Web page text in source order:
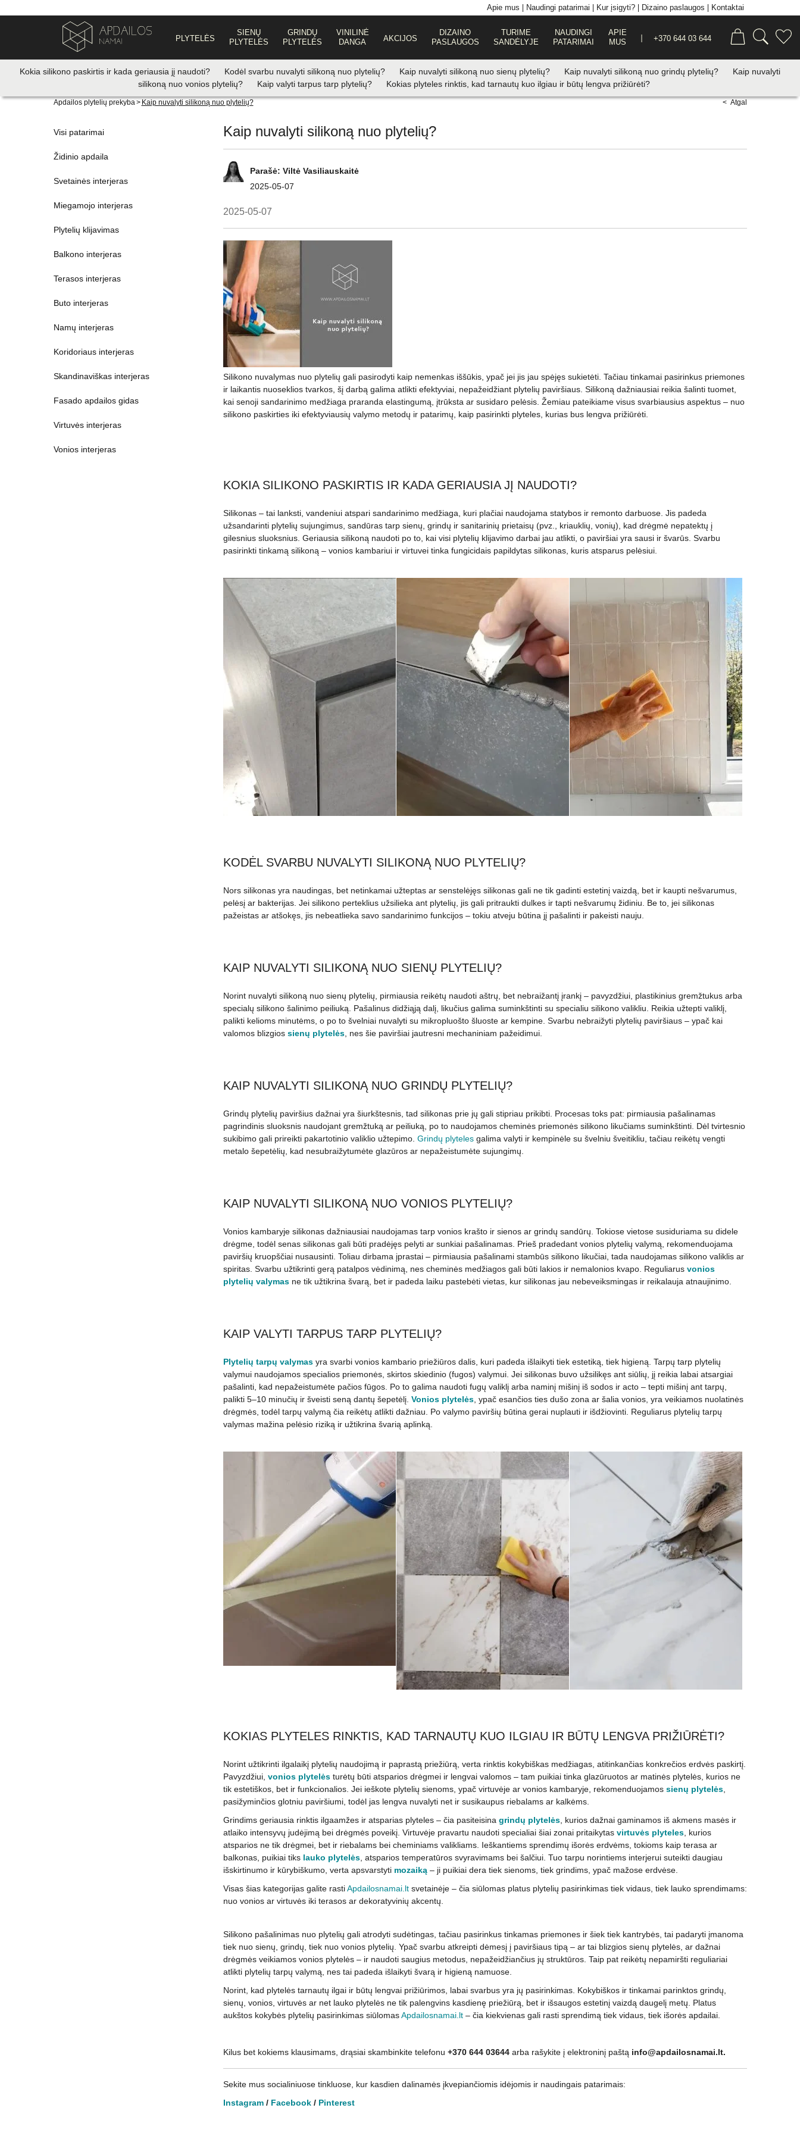
Apie mus Naudingi patarimai Kur įsigyti? Dizaino paslaugos Kontaktai
PLYTELĖS
SIENŲ
PLYTELĖS
GRINDŲ
PLYTELĖS
VINILINĖ
DANGA
AKCIJOS
DIZAINO
PASLAUGOS
TURIME
SANDĖLYJE
NAUDINGI
PATARIMAI
APIE
MUS
+370 644 03 644
Apdailos plytelių prekyba > Kaip nuvalyti silikoną nuo plytelių? < Atgal
Kokia silikono paskirtis ir kada geriausia jį naudoti? Kodėl svarbu nuvalyti silikoną nuo plytelių? Kaip nuvalyti silikoną nuo sienų plytelių? Kaip nuvalyti silikoną nuo grindų plytelių?
Kaip nuvalyti
silikoną nuo vonios plytelių?
Kaip valyti tarpus tarp plytelių? Kokias plyteles rinktis, kad tarnautų kuo ilgiau ir būtų lengva prižiūrėti?
Visi patarimai
Židinio apdaila
Svetainės interjeras
Miegamojo interjeras
Plytelių klijavimas
Balkono interjeras
Terasos interjeras
Buto interjeras
Namų interjeras
Koridoriaus interjeras
Skandinaviškas interjeras
Fasado apdailos gidas
Virtuvės interjeras
Vonios interjeras
Kaip nuvalyti silikoną nuo plytelių?
Parašė: Viltė Vasiliauskaitė
2025-05-07
2025-05-07
Silikono nuvalymas nuo plytelių gali pasirodyti kaip nemenkas iššūkis, ypač jei jis jau spėjęs sukietėti. Tačiau tinkamai pasirinkus priemones
ir laikantis nuoseklios tvarkos, šį darbą galima atlikti efektyviai, nepažeidžiant plytelių paviršiaus. Silikoną dažniausiai reikia šalinti tuomet,
kai senoji sandarinimo medžiaga praranda elastingumą, įtrūksta ar susidaro pelėsis. Žemiau pateikiame visus svarbiausius aspektus – nuo
silikono paskirties iki efektyviausių valymo metodų ir patarimų, kaip pasirinkti plyteles, kurias bus lengva prižiūrėti.
KOKIA SILIKONO PASKIRTIS IR KADA GERIAUSIA JĮ NAUDOTI?
Silikonas – tai lanksti, vandeniui atspari sandarinimo medžiaga, kuri plačiai naudojama statybos ir remonto darbuose. Jis padeda
užsandarinti plytelių sujungimus, sandūras tarp sienų, grindų ir sanitarinių prietaisų (pvz., kriauklių, vonių), kad drėgmė nepatektų į
gilesnius sluoksnius. Geriausia silikoną naudoti po to, kai visi plytelių klijavimo darbai jau atlikti, o paviršiai yra sausi ir švarūs. Svarbu
pasirinkti tinkamą silikoną – vonios kambariui ir virtuvei tinka fungicidais papildytas silikonas, kuris atsparus pelėsiui.
KODĖL SVARBU NUVALYTI SILIKONĄ NUO PLYTELIŲ?
Nors silikonas yra naudingas, bet netinkamai užteptas ar senstelėjęs silikonas gali ne tik gadinti estetinį vaizdą, bet ir kaupti nešvarumus,
pelėsį ar bakterijas. Jei silikono perteklius užsilieka ant plytelių, jis gali pritraukti dulkes ir tapti nešvarumų židiniu. Be to, jei silikonas
pažeistas ar atšokęs, jis nebeatlieka savo sandarinimo funkcijos – tokiu atveju būtina jį pašalinti ir pakeisti nauju.
KAIP NUVALYTI SILIKONĄ NUO SIENŲ PLYTELIŲ?
Norint nuvalyti silikoną nuo sienų plytelių, pirmiausia reikėtų naudoti aštrų, bet nebraižantį įrankį – pavyzdžiui, plastikinius gremžtukus arba
specialų silikono šalinimo peiliuką. Pašalinus didžiąją dalį, likučius galima suminkštinti su specialiu silikono valikliu. Reikia užtepti valiklį,
palikti kelioms minutėms, o po to švelniai nuvalyti su mikropluošto šluoste ar kempine. Svarbu nebraižyti plytelių paviršiaus – ypač kai
valomos blizgios sienų plytelės, nes šie paviršiai jautresni mechaniniam pažeidimui.
KAIP NUVALYTI SILIKONĄ NUO GRINDŲ PLYTELIŲ?
Grindų plytelių paviršius dažnai yra šiurkštesnis, tad silikonas prie jų gali stipriau prikibti. Procesas toks pat: pirmiausia pašalinamas
pagrindinis sluoksnis naudojant gremžtuką ar peiliuką, po to naudojamos cheminės priemonės silikono likučiams suminkštinti. Dėl tvirtesnio
sukibimo gali prireikti pakartotinio valiklio užtepimo. Grindų plytelesgalima valyti ir kempinėle su švelniu šveitikliu, tačiau reikėtų vengti
metalo šepetėlių, kad nesubraižytumėte glazūros ar nepažeistumėte sujungimų.
KAIP NUVALYTI SILIKONĄ NUO VONIOS PLYTELIŲ?
Vonios kambaryje silikonas dažniausiai naudojamas tarp vonios krašto ir sienos ar grindų sandūrų. Tokiose vietose susiduriama su didele
drėgme, todėl senas silikonas gali būti pradėjęs pelyti ar sunkiai pašalinamas. Prieš pradedant vonios plytelių valymą, rekomenduojama
paviršių kruopščiai nusausinti. Toliau dirbama įprastai – pirmiausia pašalinami stambūs silikono likučiai, tada naudojamas silikono valiklis ar
spiritas. Svarbu užtikrinti gerą patalpos vėdinimą, nes cheminės medžiagos gali būti lakios ir nemalonios kvapo. Reguliarus vonios
plytelių valymasne tik užtikrina švarą, bet ir padeda laiku pastebėti vietas, kur silikonas jau nebeveiksmingas ir reikalauja atnaujinimo.
KAIP VALYTI TARPUS TARP PLYTELIŲ?
Plytelių tarpų valymasyra svarbi vonios kambario priežiūros dalis, kuri padeda išlaikyti tiek estetiką, tiek higieną. Tarpų tarp plytelių
valymui naudojamos specialios priemonės, skirtos skiedinio (fugos) valymui. Jei silikonas buvo užsilikęs ant siūlių, jį reikia labai atsargiai
pašalinti, kad nepažeistumėte pačios fūgos. Po to galima naudoti fugų valiklį arba naminį mišinį iš sodos ir acto – tepti mišinį ant tarpų,
palikti 5–10 minučių ir šveisti seną dantų šepetėlį. Vonios plytelės, ypač esančios ties dušo zona ar šalia vonios, yra veikiamos nuolatinės
drėgmės, todėl tarpų valymą čia reikėtų atlikti dažniau. Po valymo paviršių būtina gerai nuplauti ir išdžiovinti. Reguliarus plytelių tarpų
valymas mažina pelėsio riziką ir užtikrina švarią aplinką.
KOKIAS PLYTELES RINKTIS, KAD TARNAUTŲ KUO ILGIAU IR BŪTŲ LENGVA PRIŽIŪRĖTI?
Norint užtikrinti ilgalaikį plytelių naudojimą ir paprastą priežiūrą, verta rinktis kokybiškas medžiagas, atitinkančias konkrečios erdvės paskirtį.
Pavyzdžiui, vonios plytelėsturėtų būti atsparios drėgmei ir lengvai valomos – tam puikiai tinka glazūruotos ar matinės plytelės, kurios ne
tik estetiškos, bet ir funkcionalios. Jei ieškote plytelių sienoms, ypač virtuvėje ar vonios kambaryje, rekomenduojamos sienų plytelės,
pasižyminčios glotniu paviršiumi, todėl jas lengva nuvalyti net ir susikaupus riebalams ar kalkėms.
Grindims geriausia rinktis ilgaamžes ir atsparias plyteles – čia pasiteisina grindų plytelės, kurios dažnai gaminamos iš akmens masės ir
atlaiko intensyvų judėjimą bei drėgmės poveikį. Virtuvėje pravartu naudoti specialiai šiai zonai pritaikytas virtuvės plyteles, kurios
atsparios ne tik drėgmei, bet ir riebalams bei cheminiams valikliams. Ieškantiems sprendimų išorės erdvėms, tokioms kaip terasa ar
balkonas, puikiai tiks lauko plytelės, atsparios temperatūros svyravimams bei šalčiui. Tuo tarpu norintiems interjerui suteikti daugiau
išskirtinumo ir kūrybiškumo, verta apsvarstyti mozaiką– ji puikiai dera tiek sienoms, tiek grindims, ypač mažose erdvėse.
Visas šias kategorijas galite rastiApdailosnamai.ltsvetainėje – čia siūlomas platus plytelių pasirinkimas tiek vidaus, tiek lauko sprendimams:
nuo vonios ar virtuvės iki terasos ar dekoratyvinių akcentų.
Silikono pašalinimas nuo plytelių gali atrodyti sudėtingas, tačiau pasirinkus tinkamas priemones ir šiek tiek kantrybės, tai padaryti įmanoma
tiek nuo sienų, grindų, tiek nuo vonios plytelių. Ypač svarbu atkreipti dėmesį į paviršiaus tipą – ar tai blizgios sienų plytelės, ar dažnai
drėgmės veikiamos vonios plytelės – ir naudoti saugius metodus, nepažeidžiančius jų struktūros. Taip pat reikėtų nepamiršti reguliariai
atlikti plytelių tarpų valymą, nes tai padeda išlaikyti švarą ir higieną namuose.
Norint, kad plytelės tarnautų ilgai ir būtų lengvai prižiūrimos, labai svarbus yra jų pasirinkimas. Kokybiškos ir tinkamai parinktos grindų,
sienų, vonios, virtuvės ar net lauko plytelės ne tik palengvins kasdienę priežiūrą, bet ir išsaugos estetinį vaizdą daugelį metų. Platus
aukštos kokybės plytelių pasirinkimas siūlomasApdailosnamai.lt– čia kiekvienas gali rasti sprendimą tiek vidaus, tiek išorės apdailai.
Kilus bet kokiems klausimams, drąsiai skambinkite telefonu +370 644 03644arba rašykite į elektroninį paštą info@apdailosnamai.lt.
Sekite mus socialiniuose tinkluose, kur kasdien dalinamės įkvepiančiomis idėjomis ir naudingais patarimais:
Instagram/ Facebook/ Pinterest